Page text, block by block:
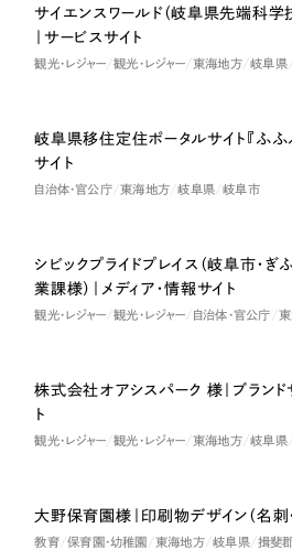
Nominee
サイエンスワールド（岐阜県先端科学
｜サービスサイト
観光・レジャー 観光・レジャー 東海地方 岐阜県
岐阜県移住定住ポータルサイト『ふふ
サイト
自治体・官公庁 東海地方 岐阜県 岐阜市
シビックプライドプレイス（岐阜市・ぎ
業課様）｜メディア・情報サイト
観光・レジャー 観光・レジャー 自治体・官公庁
株式会社オアシスパーク 様｜ブランド
ト
観光・レジャー 観光・レジャー 東海地方 岐阜県
大野保育園様｜印刷物デザイン（名刺
教育 保育園・幼稚園 東海地方 岐阜県 揖斐